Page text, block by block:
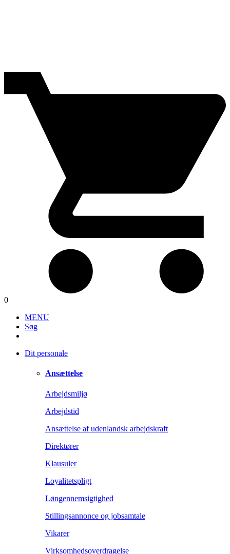
0
MENU
Søg
Dit personale
Ansættelse
Arbejdsmiljø
Arbejdstid
Ansættelse af udenlandsk arbejdskraft
Direktører
Klausuler
Loyalitetspligt
Løngennemsigtighed
Stillingsannonce og jobsamtale
Vikarer
Virksomhedsoverdragelse